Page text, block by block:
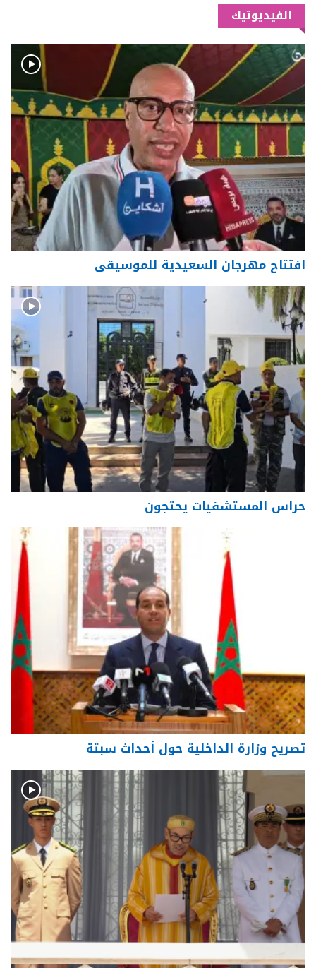
الفيديوتيك
افتتاح مهرجان السعيدية للموسيقى
حراس المستشفيات يحتجون
تصريح وزارة الداخلية حول أحداث سبتة